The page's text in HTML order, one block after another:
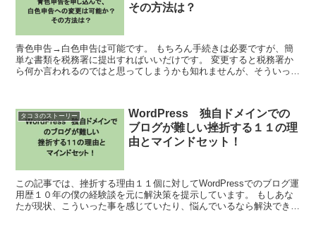
その方法は？
青色申告→白色申告は可能です。 もちろん手続きは必要ですが、簡
単な書類を税務署に提出すればいいだけです。 変更すると税務署か
ら何か言われるのではと思ってしまうかも知れませんが、そういった
タコ３のストーリー
WordPress 独自ドメインでの
ブログが難しい挫折する１１の理
由とマインドセット！
この記事では、挫折する理由１１個に対してWordPressでのブログ運
用歴１０年の僕の経験談を元に解決策を提示しています。 もしあな
たが現状、こういった事を感じていたり、悩んでいるなら解決できま